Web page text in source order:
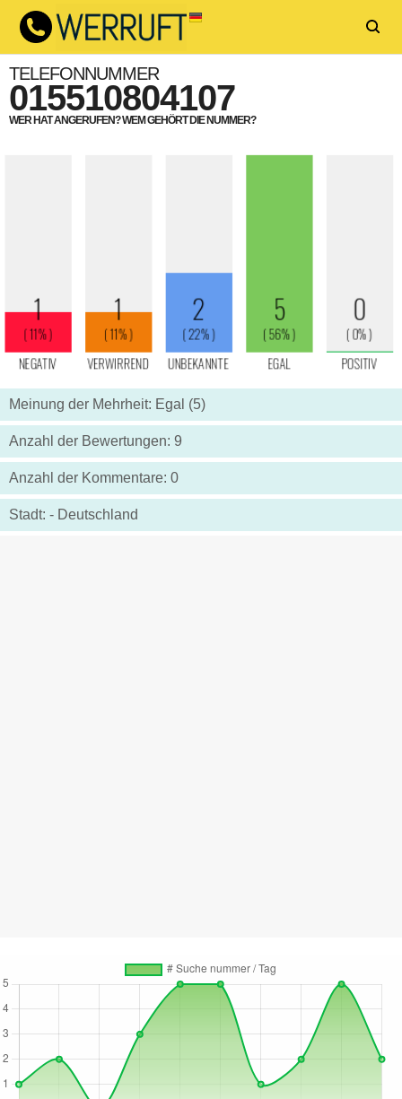
TELEFONNUMMER
015510804107
WER HAT ANGERUFEN? WEM GEHÖRT DIE NUMMER?
Meinung der Mehrheit: Egal (5)
Anzahl der Bewertungen: 9
Anzahl der Kommentare: 0
Stadt: - Deutschland